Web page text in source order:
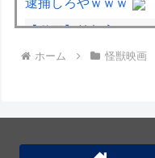
逮捕しろやｗｗｗ
【動画】首都高で4t
き込まれた軽バンの
ホーム 怪獣映画